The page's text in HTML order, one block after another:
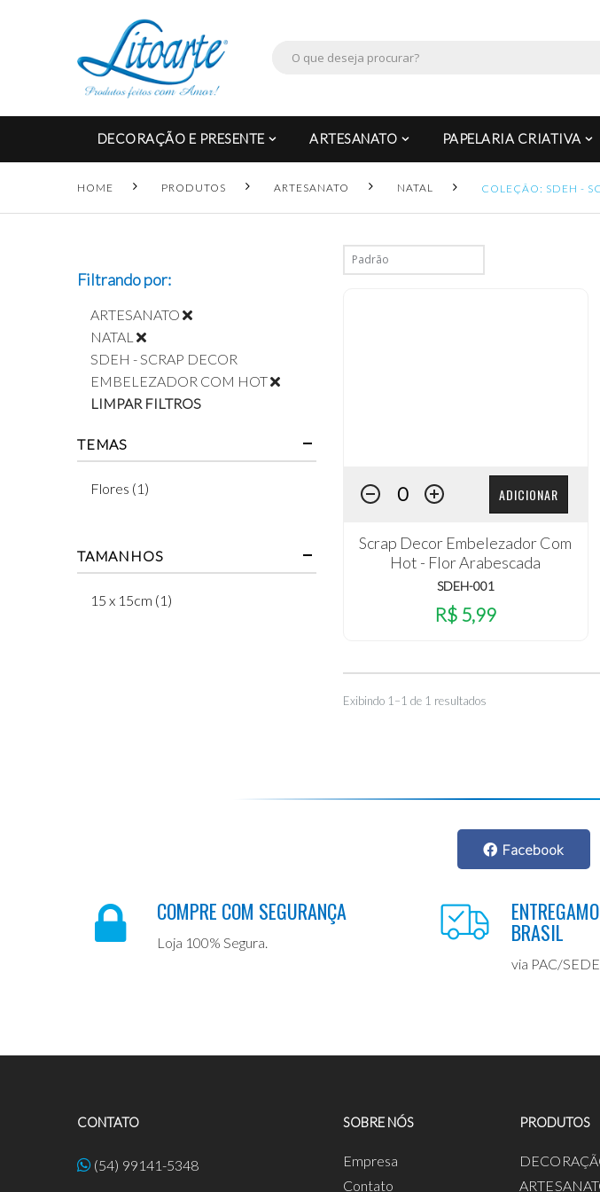
DECORAÇÃO E PRESENTE ARTESANATO PAPELARIA CRIATIVA
HOME PRODUTOS ARTESANATO NATAL COLEÇÃO: SDEH -
ADICIONAR
Scrap Decor Embelezador Com
Hot - Flor Arabescada
SDEH-001
R$ 5,99
Exibindo 1–1 de 1 resultados
Filtrando por:
ARTESANATO
NATAL
SDEH - SCRAP DECOR
EMBELEZADOR COM HOT
LIMPAR FILTROS
TEMAS
Flores (1)
TAMANHOS
15 x 15cm (1)
Facebook
COMPRE COM SEGURANÇA
Loja 100% Segura. BRASIL
via PAC/
CONTATO
(54) 99141-5348
SOBRE NÓS
Empresa
Contato
PRODUTOS